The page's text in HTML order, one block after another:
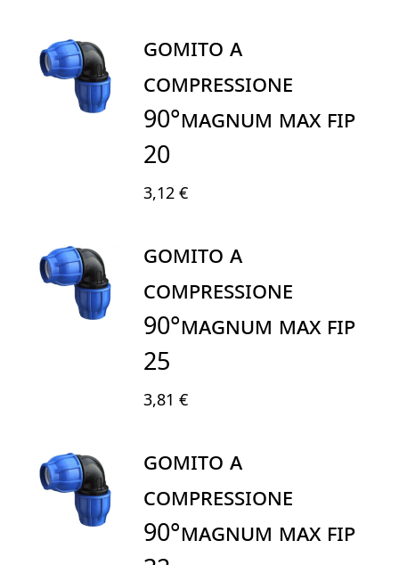
GOMITO A
COMPRESSIONE
90°MAGNUM MAX FIP
20
3,12 €
GOMITO A
COMPRESSIONE
90°MAGNUM MAX FIP
25
3,81 €
GOMITO A
COMPRESSIONE
90°MAGNUM MAX FIP